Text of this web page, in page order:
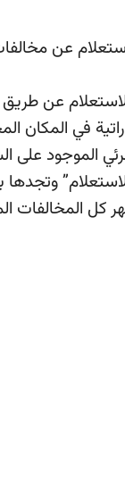
عن مخالفات
عن
في المكان
الموجود على
وتجدها
كل المخالفات